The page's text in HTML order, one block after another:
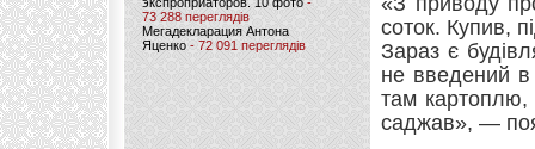
73 288 переглядів
Мегадекларация Антона
Яценко - 72 091 переглядів
соток. Купив,
Зараз є
не введений в
там
саджав», —